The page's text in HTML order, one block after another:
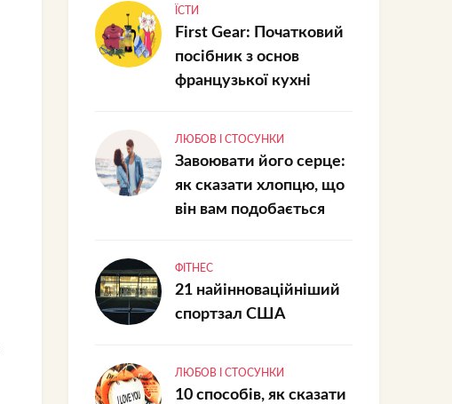
ЇСТИ
First Gear: Початковий
посібник з основ
французької кухні
ЛЮБОВ І СТОСУНКИ
Завоювати його серце:
як сказати хлопцю, що
він вам подобається
ФІТНЕС
21 найінноваційніший
спортзал США
ЛЮБОВ І СТОСУНКИ
10 способів, як сказати